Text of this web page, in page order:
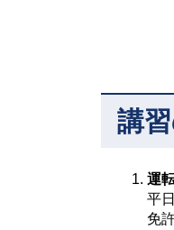
講
運
平
免